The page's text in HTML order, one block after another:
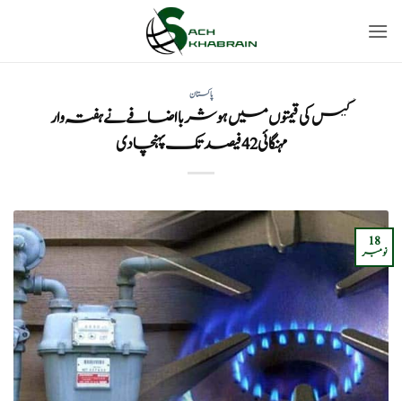
پاکستان
گیس کی قیمتوں میں ہوشربا اضافے نے ہفتہ وار
مہنگائی 42 فیصد تک پہنچادی
18
نومبر